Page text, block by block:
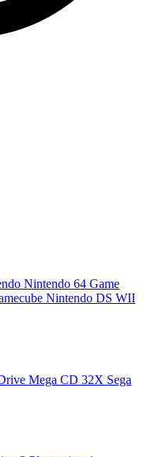
Nintendo 64 Game
Nintendo DS WII
Mega CD 32X Sega